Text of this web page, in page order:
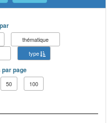
thématique
type
page
50 100